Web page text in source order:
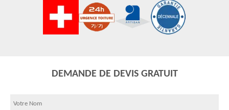
DEMANDE DE DEVIS GRATUIT